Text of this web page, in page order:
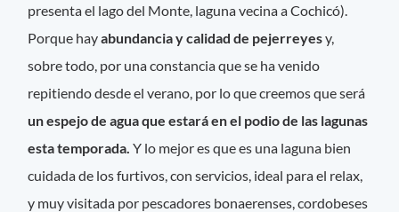
presenta el lago del Monte, laguna vecina a Cochicó).
Porque hayabundancia y calidad de pejerreyesy,
sobre todo, por una constancia que se ha venido
repitiendo desde el verano, por lo que creemos que será
un espejo de agua que estará en el podio de las lagunas
esta temporada. Y lo mejor es que es una laguna bien
cuidada de los furtivos, con servicios, ideal para el relax,
y muy visitada por pescadores bonaerenses, cordobeses